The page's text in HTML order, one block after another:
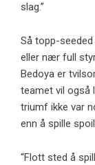
slag.”
Så topp-
eller nær full
Bedoya er
teamet vil også
triumf ikke var
enn å spille
“Flott sted å